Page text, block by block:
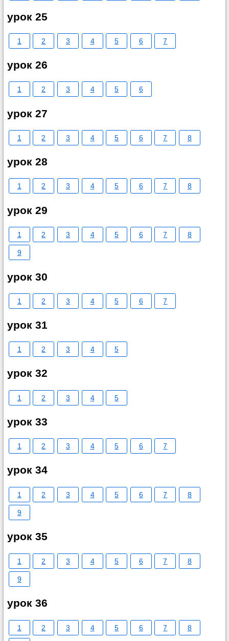
урок 25
1 2 3 4 5 6 7
урок 26
1 2 3 4 5 6
урок 27
1 2 3 4 5 6 7 8
урок 28
1 2 3 4 5 6 7 8
урок 29
1 2 3 4 5 6 7 8
9
урок 30
1 2 3 4 5 6 7
урок 31
1 2 3 4 5
урок 32
1 2 3 4 5
урок 33
1 2 3 4 5 6 7
урок 34
1 2 3 4 5 6 7 8
9
урок 35
1 2 3 4 5 6 7 8
9
урок 36
1 2 3 4 5 6 7 8